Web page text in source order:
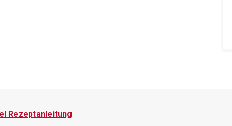
Rezeptanleitung